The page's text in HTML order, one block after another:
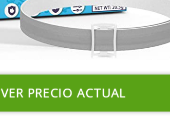
VER PRECIO ACTUAL